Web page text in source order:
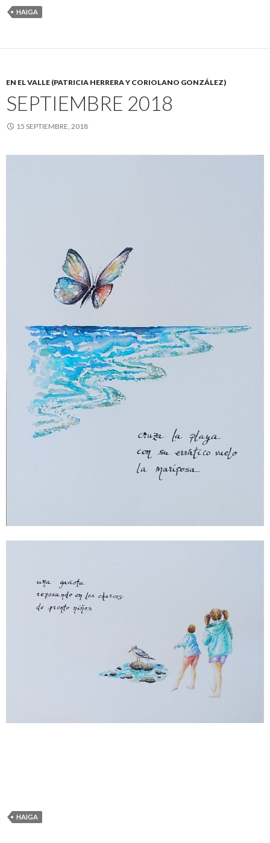
HAIGA
EN EL VALLE (PATRICIA HERRERA Y CORIOLANO GONZÁLEZ)
SEPTIEMBRE 2018
15 SEPTIEMBRE, 2018
HAIGA